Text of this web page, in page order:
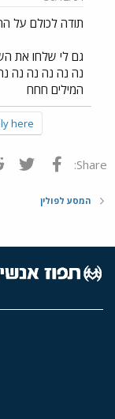
תודה לכולם על
גם לי שלחו את
נה נה נה נה נה
המילים חחח
here.
Share: פייסבוק
המסע לפולין